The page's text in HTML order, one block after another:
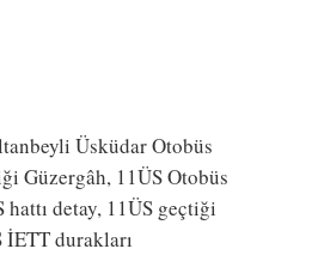
Üsküdar Otobüs
Güzergâh, 11ÜS Otobüs
hattı detay, 11ÜS geçtiği
durakları